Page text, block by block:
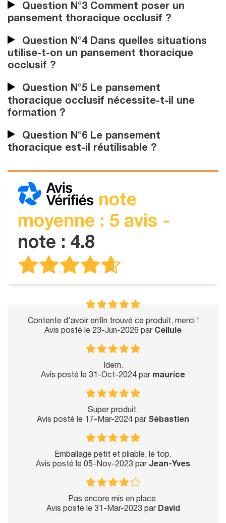
Question N°3 Comment poser un
pansement thoracique occlusif ?
Question N°4 Dans quelles situations
utilise-t-on un pansement thoracique
occlusif ?
Question N°5 Le pansement
thoracique occlusif nécessite-t-il une
formation ?
Question N°6 Le pansement
thoracique est-il réutilisable ?
note
moyenne : 5 avis -
note : 4.8
Contente d'avoir enfin trouvé ce produit, merci !
Avis posté le 23-Jun-2026 par Cellule
Idem.
Avis posté le 31-Oct-2024 par maurice
Super produit.
Avis posté le 17-Mar-2024 par Sébastien
Emballage petit et pliable, le top.
Avis posté le 05-Nov-2023 par Jean-Yves
Pas encore mis en place.
Avis posté le 31-Mar-2023 par David